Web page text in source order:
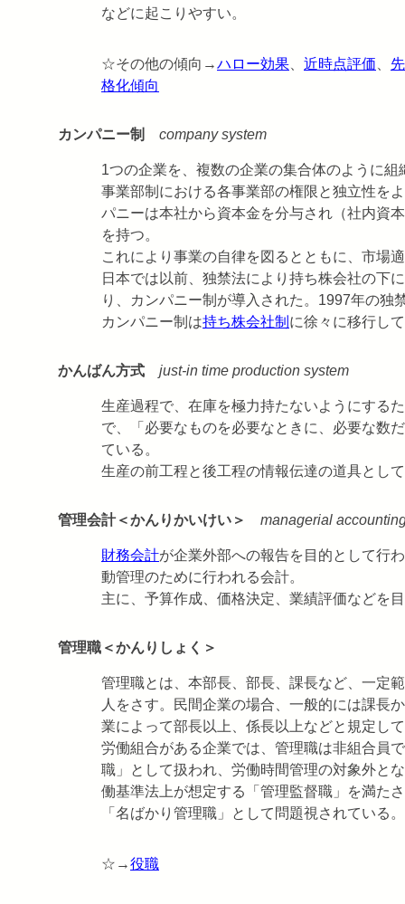
などに起こりやすい。
☆その他の傾向→ハロー効果 近時点評価
格化傾向
カンパニー制 company system
1つの企業を、複数の企業の集合体のように組
事業部制における各事業部の権限と独立性を
パニーは本社から資本金を分与され（社内資
を持つ。
これにより事業の自律を図るとともに、市場
日本では以前、独禁法により持ち株会社の下
り、カンパニー制が導入された。1997年の独
カンパニー制は持ち株会社制 に徐々に移行し
かんばん方式 just-in time production system
生産過程で、在庫を極力持たないようにする
で、「必要なものを必要なときに、必要な数
ている。
生産の前工程と後工程の情報伝達の道具とし
管理会計＜かんりかいけい＞ managerial
財務会計が企業外部への報告を目的として行
動管理のために行われる会計。
主に、予算作成、価格決定、業績評価などを
管理職＜かんりしょく＞
管理職とは、本部長、部長、課長など、一定
人をさす。民間企業の場合、一般的には課長
業によって部長以上、係長以上などと規定し
労働組合がある企業では、管理職は非組合員
職」として扱われ、労働時間管理の対象外と
働基準法上が想定する「管理監督職」を満た
「名ばかり管理職」として問題視されている。
☆→役職